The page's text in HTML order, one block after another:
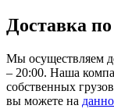
Доставка
Мы осуществляем
– 20:00. Наша
собственных
вы можете на